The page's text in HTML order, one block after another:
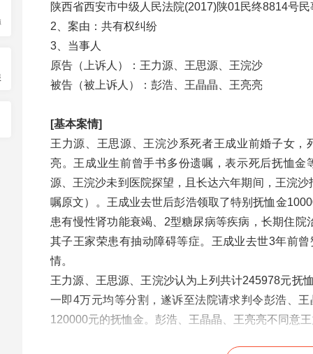
陕西省西安市中级人民法院(2017)陕01民终8814号
2、案由：共有权纠纷
3、当事人
原告（上诉人）：王力源、王思源、王浣沙
被告（被上诉人）：彭浩、王晶晶、王亮亮
[基本案情]
王力源、王思源、王浣沙系死者王成业前婚子女
亮。王成业生前曾手书多份遗嘱，表示死后抚恤
源、王浣沙未到医院探望，且长达六年期间，王浣
嘱原文）。王成业去世后彭浩领取了特别抚恤金
患有慢性肾功能衰竭、2型糖尿病等疾病，长期住
其子王家荣患有抽动障碍等症。王成业去世3年前
情。
王力源、王思源、王浣沙认为上列共计245978元抚
一即4万元均等分割，遂诉至法院请求判令彭浩、
120000元的抚恤金。彭浩、王晶晶、王亮亮不同意